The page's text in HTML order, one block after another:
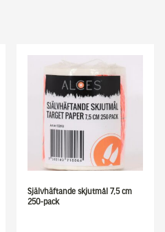
Självhäftande skjutmål 7,5 cm
250-pack